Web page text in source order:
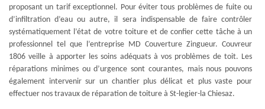
proposant un tarif exceptionnel. Pour éviter tous problèmes de fuite ou
d’infiltration d’eau ou autre, il sera indispensable de faire contrôler
systématiquement l’état de votre toiture et de confier cette tâche à un
professionnel tel que l’entreprise MD Couverture Zingueur. Couvreur
1806 veille à apporter les soins adéquats à vos problèmes de toit. Les
réparations minimes ou d’urgence sont courantes, mais nous pouvons
également intervenir sur un chantier plus délicat et plus vaste pour
effectuer nos travaux de réparation de toiture à St-legier-la Chiesaz.